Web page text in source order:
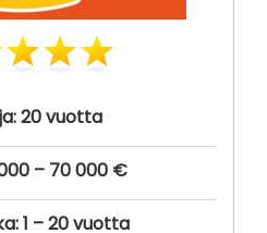
20 vuotta
– 70 000 €
1 – 20 vuotta